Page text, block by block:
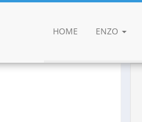
HOME ENZO